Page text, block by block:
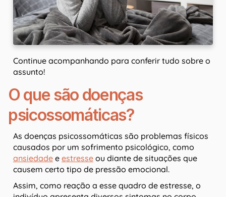
Continue acompanhando para conferir tudo sobre o
assunto!
O que são doenças
psicossomáticas?
As doenças psicossomáticas são problemas físicos
causados por um sofrimento psicológico, como
ansiedade e estresse ou diante de situações que
causem certo tipo de pressão emocional.
Assim, como reação a esse quadro de estresse, o